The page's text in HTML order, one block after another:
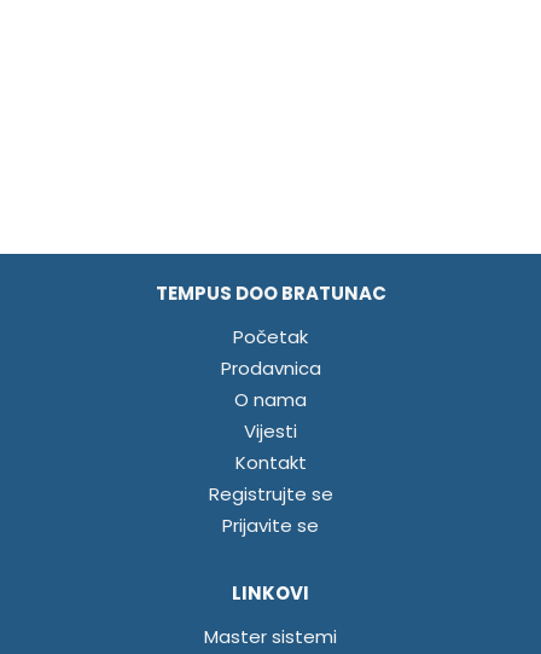
TEMPUS DOO BRATUNAC
Početak
Prodavnica
O nama
Vijesti
Kontakt
Registrujte se
Prijavite se
LINKOVI
Master sistemi